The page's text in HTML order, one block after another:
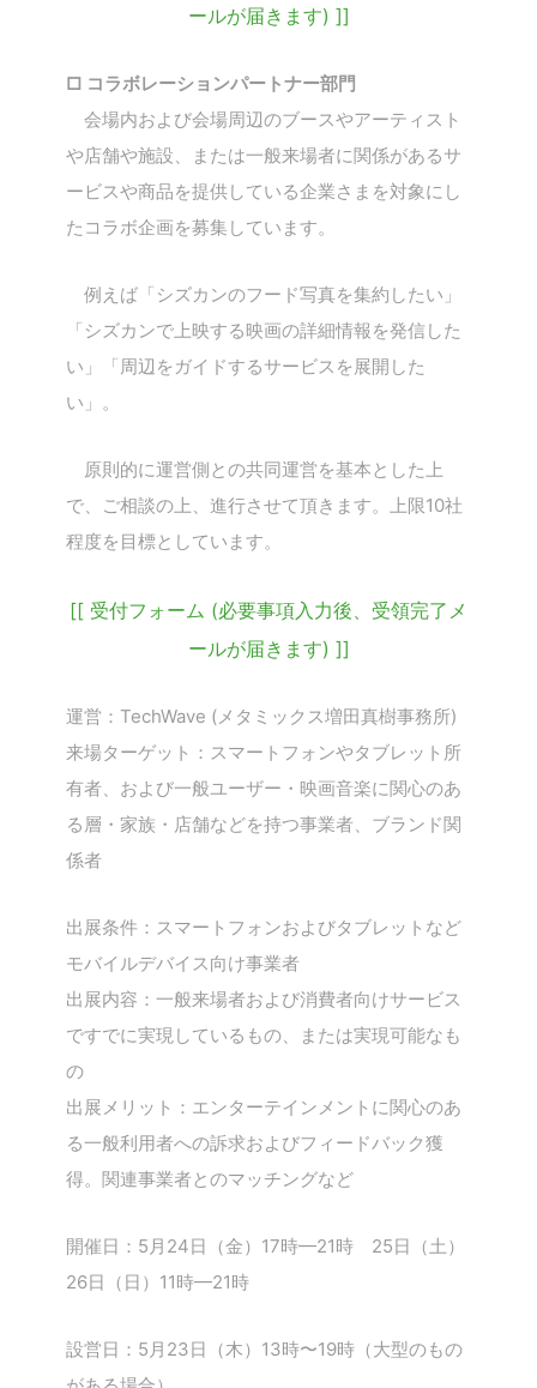
ールが届きます) ]]
□ コラボレーションパートナー部門
会場内および会場周辺のブースやアーティスト
や店舗や施設、または一般来場者に関係があるサ
ービスや商品を提供している企業さまを対象にし
たコラボ企画を募集しています。
例えば「シズカンのフード写真を集約したい」
「シズカンで上映する映画の詳細情報を発信した
い」「周辺をガイドするサービスを展開した
い」。
原則的に運営側との共同運営を基本とした上
で、ご相談の上、進行させて頂きます。上限10社
程度を目標としています。
[[ 受付フォーム (必要事項入力後、受領完了メ
ールが届きます) ]]
運営：TechWave (メタミックス増田真樹事務所)
来場ターゲット：スマートフォンやタブレット所
有者、および一般ユーザー・映画音楽に関心のあ
る層・家族・店舗などを持つ事業者、ブランド関
係者
出展条件：スマートフォンおよびタブレットなど
モバイルデバイス向け事業者
出展内容：一般来場者および消費者向けサービス
ですでに実現しているもの、または実現可能なも
の
出展メリット：エンターテインメントに関心のあ
る一般利用者への訴求およびフィードバック獲
得。関連事業者とのマッチングなど
開催日：5月24日（金）17時—21時 25日（土）
26日（日）11時—21時
設営日：5月23日（木）13時〜19時（大型のもの